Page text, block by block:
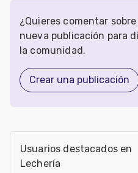
¿Quieres comentar
nueva publicación para
la comunidad.
Crear una publicación
Usuarios destacados en
Lechería